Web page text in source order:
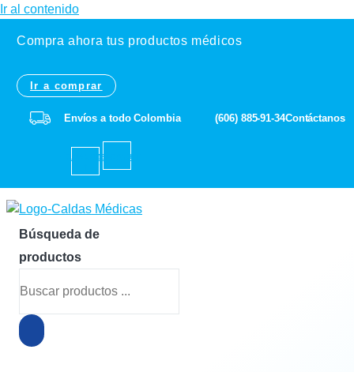
Ir al contenido
Compra ahora tus productos médicos
Ir a comprar
Envíos a todo Colombia (606) 885-91-34Contáctanos
Facebook-Instagram
Búsqueda de
productos